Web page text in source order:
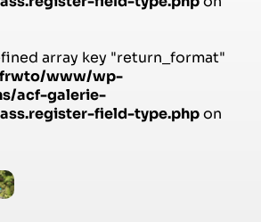
array key "return_format"
www/wp-
acf-galerie-
field-type.phpon